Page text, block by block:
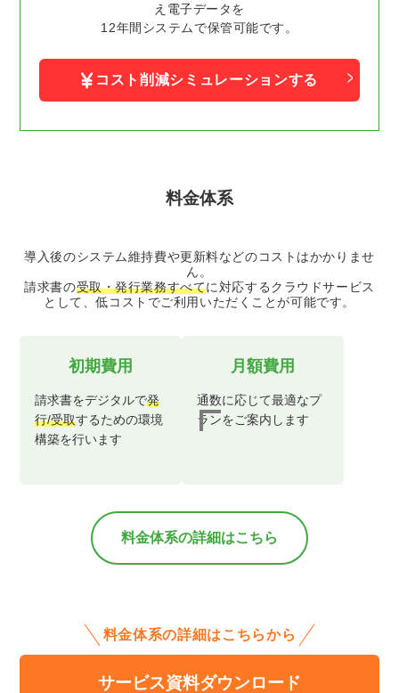
え電子データを
12年間システムで保管可能です。
コスト削減シミュレーションする
料金体系
導入後のシステム維持費や更新料などのコストはかかりませ
ん。
請求書の受取・発行業務すべてに対応するクラウドサービス
として、低コストでご利用いただくことが可能です。
初期費用
請求書をデジタルで発
行/受取するための環境
構築を行います
月額費用
通数に応じて最適なプ
ランをご案内します
料金体系の詳細はこちら
料金体系の詳細はこちらから
サービス資料ダウンロード